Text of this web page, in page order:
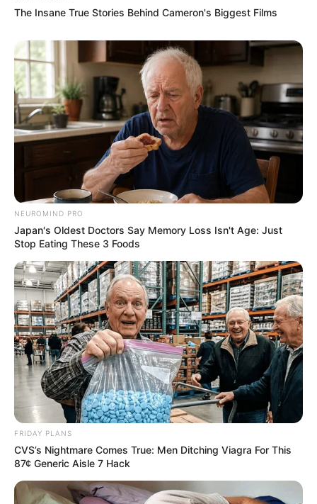
The Insane True Stories Behind Cameron's Biggest Films
NEUROMIND PRO
Japan's Oldest Doctors Say Memory Loss Isn't Age: Just
Stop Eating These 3 Foods
FRIDAY PLANS
CVS’s Nightmare Comes True: Men Ditching Viagra For This
87¢ Generic Aisle 7 Hack